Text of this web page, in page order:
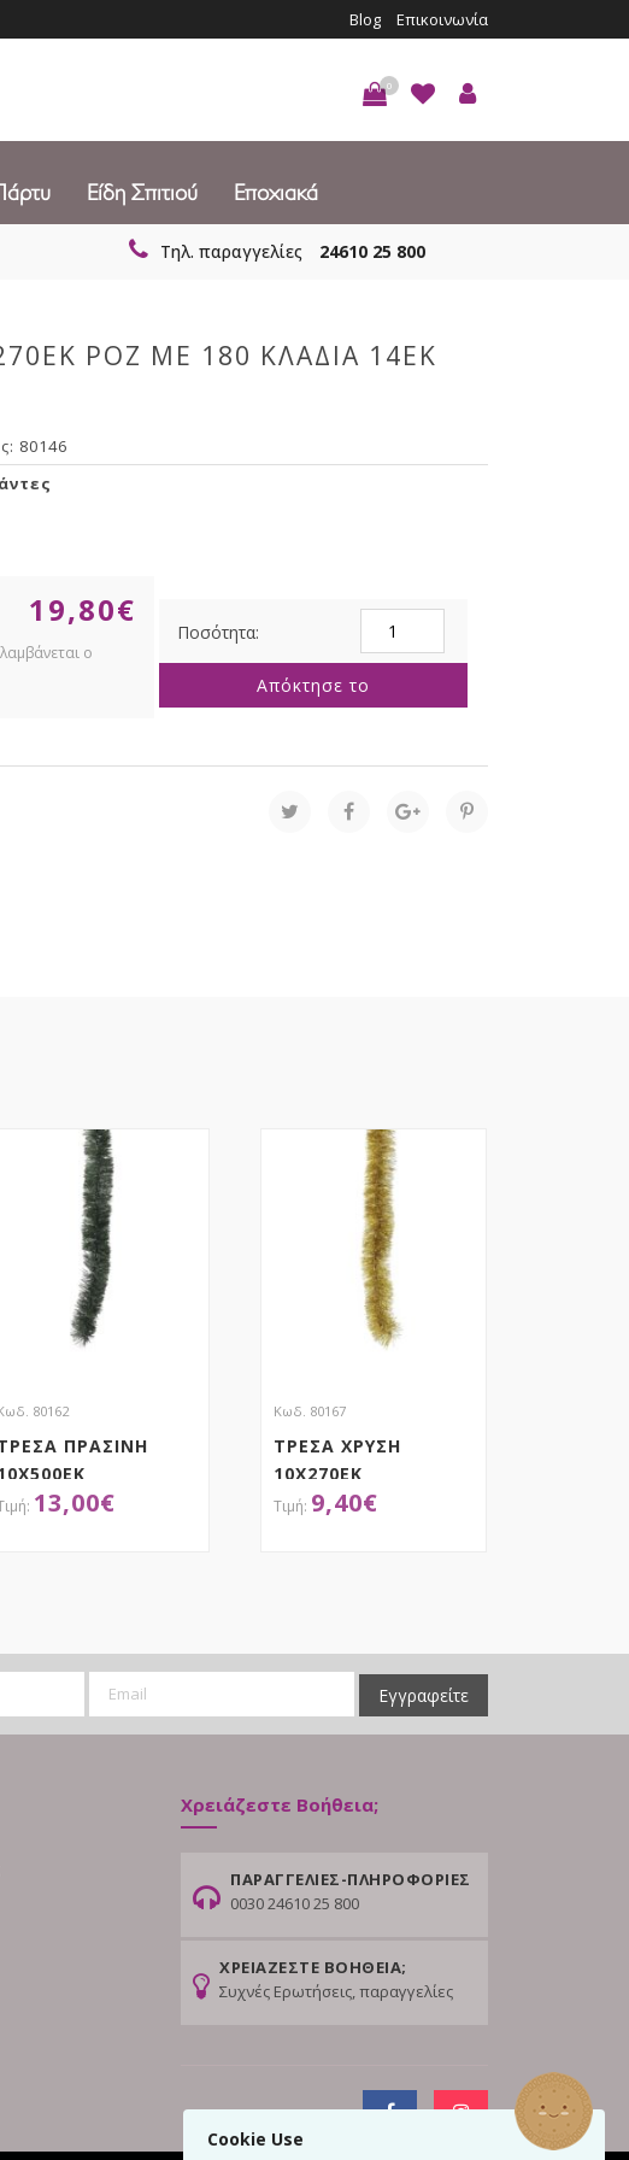
Cookie Use
Blog Επικοινωνία
0
Είδη Σπιτιού Εποχιακά
Τηλ. παραγγελίες 24610 25 800
ΡΟΖ ΜΕ 180 ΚΛΑΔΙΑ 14ΕΚ
80146
19,80€
270ΕΚ
ΡΟΖ
ΜΕ
180
14ΕΚ
100%
Απόκτησε το
80162
ΠΡΑΣΙΝΗ
13,00€
Κωδ. 80167
ΤΡΕΣΑ ΧΡΥΣΗ
10Χ270ΕΚ
9,40€
Εγγραφείτε
Χρειάζεστε Βοήθεια;
ΠΑΡΑΓΓΕΛΙΕΣ-ΠΛΗΡΟΦΟΡΙΕΣ
0030 24610 25 800
ΧΡΕΙΑΖΕΣΤΕ ΒΟΗΘΕΙΑ;
Συχνές Ερωτήσεις, παραγγελίες